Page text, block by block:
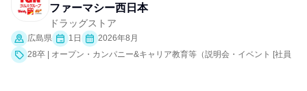
ファーマシー西日本
ドラッグストア
広島県 1日
2026年8月
28卒 | オープン・カンパニー&キャリア教育等（説明会・イベント [社員